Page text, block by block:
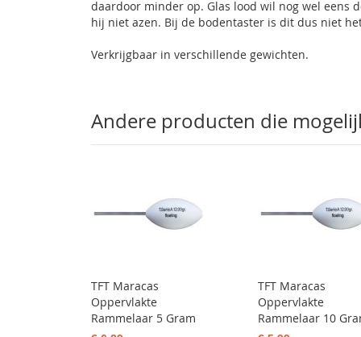
daardoor minder op. Glas lood wil nog wel eens
hij niet azen. Bij de bodentaster is dit dus niet
Verkrijgbaar in verschillende gewichten.
Andere producten die
TFT Maracas
Oppervlakte
Rammelaar 5 Gram
TFT Maracas
Oppervlakte
Rammelaar 10